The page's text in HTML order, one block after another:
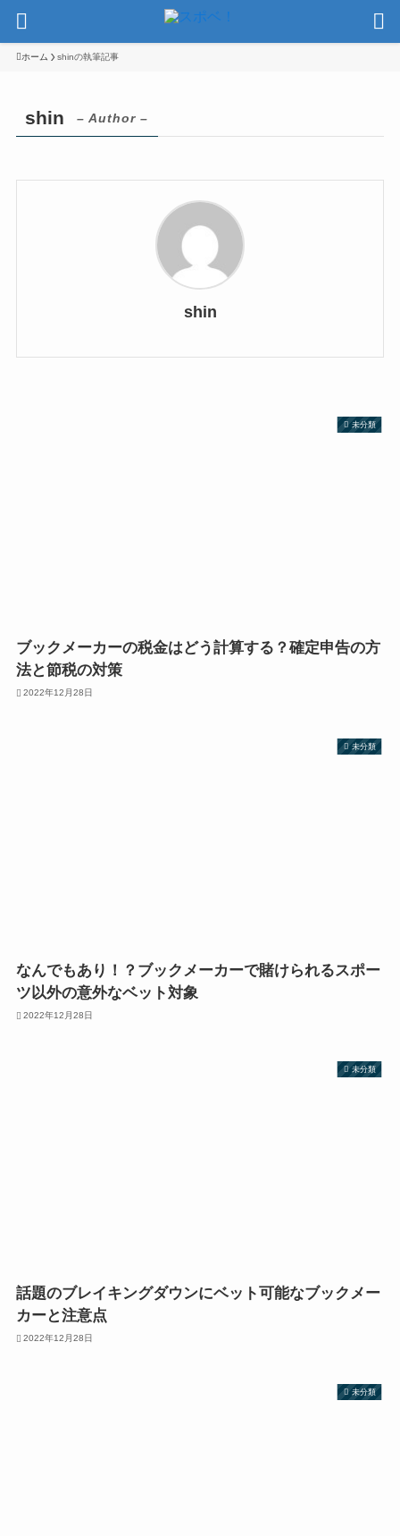
ホーム shinの執筆記事
shin – Author –
shin
未分類
ブックメーカーの税金はどう計算する？確定申告の方
法と節税の対策
2022年12月28日
未分類
なんでもあり！？ブックメーカーで賭けられるスポー
ツ以外の意外なベット対象
2022年12月28日
未分類
話題のブレイキングダウンにベット可能なブックメー
カーと注意点
2022年12月28日
未分類